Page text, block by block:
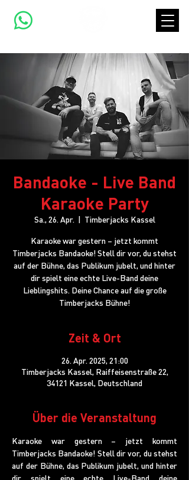
Bandaoke - Live Band
Karaoke Party
Sa., 26. Apr.
  |
Timberjacks Kassel
Karaoke war gestern – jetzt kommt
Timberjacks Bandaoke! Stell dir vor, du stehst
auf der Bühne, das Publikum jubelt, und hinter
dir spielt eine echte Live-Band deine
Lieblingshits. Deine Chance auf die große
Timberjacks Bühne!
Zeit & Ort
26. Apr. 2025, 21:00
Timberjacks Kassel, Raiffeisenstraße 22,
34121 Kassel, Deutschland
Über die Veranstaltung
Karaoke war gestern – jetzt kommt
Timberjacks Bandaoke! Stell dir vor, du stehst
auf der Bühne, das Publikum jubelt, und hinter
dir spielt eine echte Live-Band deine